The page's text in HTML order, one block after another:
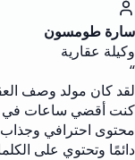
سارة طومسون
وكيلة عقارية
“
كنت أقضي ساعات في
محتوى احترافي وجذاب
دائمًا وتحتوي على